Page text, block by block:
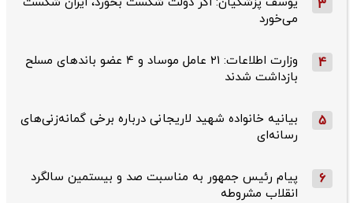
3
می‌خورد
4
وزارت اطلاعات: ۲۱ عامل موساد و ۴ عضو باندهای مسلح
بازداشت شدند
5
بیانیه خانواده شهید لاریجانی درباره برخی گمانه‌زنی‌های
رسانه‌ای
6
پیام رئیس جمهور به مناسبت صد و بیستمین سالگرد
انقلاب مشروطه